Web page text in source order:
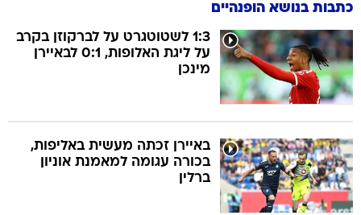
כתבות בנושא הופנהיים
1:3 לשטוטגרט על לברקוזן בקרב
על ליגת האלופות, 0:1 לבאיירן
מינכן
באיירן זכתה מעשית באליפות,
בכורה עגומה למאמנת אוניון
ברלין